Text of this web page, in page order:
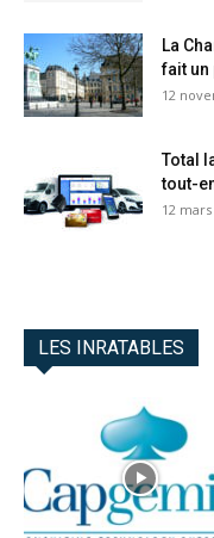
La
fait un
12
Total
tout-
12 mars
LES INRATABLES